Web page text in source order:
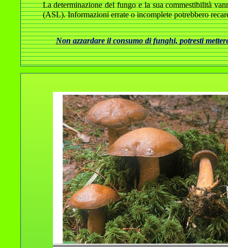
La determinazione del fungo e la sua commestibilità
(ASL). Informazioni errate o incomplete potrebbero
Non azzardare il consumo di funghi, potresti